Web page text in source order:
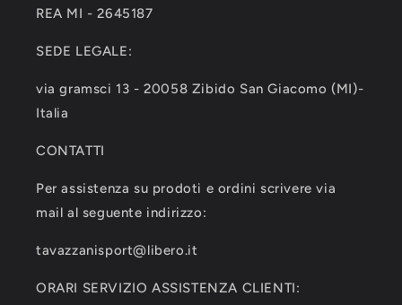
REA MI - 2645187
SEDE LEGALE:
via gramsci 13 - 20058 Zibido San Giacomo (MI)-
Italia
CONTATTI
Per assistenza su prodoti e ordini scrivere via
mail al seguente indirizzo:
tavazzanisport@libero.it
ORARI SERVIZIO ASSISTENZA CLIENTI: